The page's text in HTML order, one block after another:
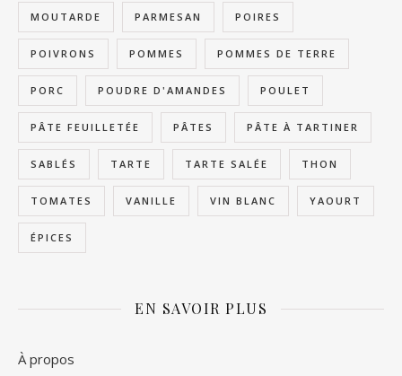
MOUTARDE PARMESAN POIRES
POIVRONS POMMES POMMES DE TERRE
PORC POUDRE D'AMANDES POULET
PÂTE FEUILLETÉE PÂTES PÂTE À TARTINER
SABLÉS TARTE TARTE SALÉE THON
TOMATES VANILLE VIN BLANC YAOURT
ÉPICES
EN SAVOIR PLUS
À propos